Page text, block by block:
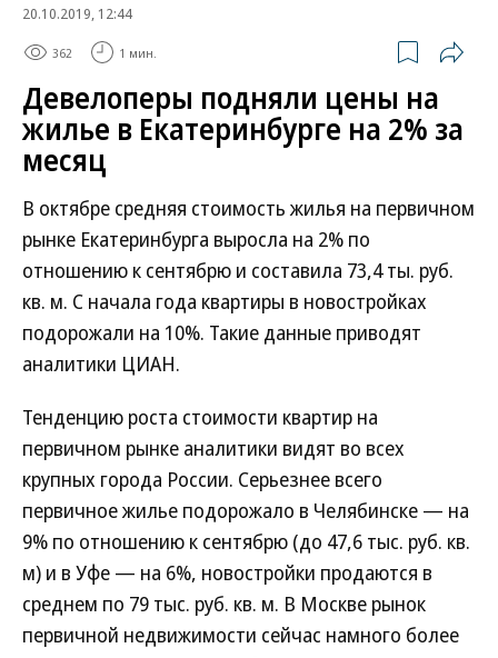
20.10.2019, 12:44
362 1 мин.
Девелоперы подняли цены на
жилье в Екатеринбурге на 2% за
месяц
В октябре средняя стоимость жилья на первичном
рынке Екатеринбурга выросла на 2% по
отношению к сентябрю и составила 73,4 ты. руб.
кв. м. С начала года квартиры в новостройках
подорожали на 10%. Такие данные приводят
аналитики ЦИАН.
Тенденцию роста стоимости квартир на
первичном рынке аналитики видят во всех
крупных города России. Серьезнее всего
первичное жилье подорожало в Челябинске — на
9% по отношению к сентябрю (до 47,6 тыс. руб. кв.
м) и в Уфе — на 6%, новостройки продаются в
среднем по 79 тыс. руб. кв. м. В Москве рынок
первичной недвижимости сейчас намного более